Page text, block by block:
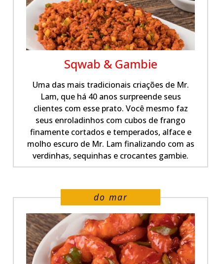
Sqwab & Gambie
Uma das mais tradicionais criações de Mr.
Lam, que há 40 anos surpreende seus
clientes com esse prato. Você mesmo faz
seus enroladinhos com cubos de frango
finamente cortados e temperados, alface e
molho escuro de Mr. Lam finalizando com as
verdinhas, sequinhas e crocantes gambie.
do mar